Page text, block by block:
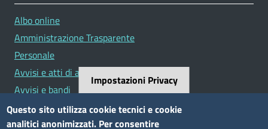
Albo online
Amministrazione Trasparente
Personale
Avvisi e atti di altre Amministrazioni
Avvisi e bandi
Bandi di concorso
Impostazioni Privacy
Questo sito utilizza cookie tecnici e cookie
analitici anonimizzati. Per consentire